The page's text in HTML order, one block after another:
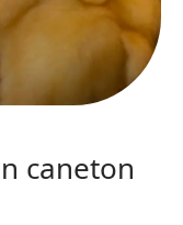
caneton